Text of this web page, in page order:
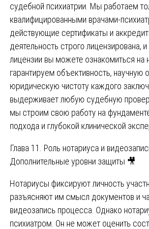
судебной психиатрии. Мы работаем
квалифицированными врачами-
действующие сертификаты и
деятельность строго лицензирована,
лицензии вы можете ознакомиться
гарантируем объективность, научную
юридическую чистоту каждого
выдерживает любую судебную
мы строим свою работу на
подхода и глубокой клинической
Глава 11. Роль нотариуса и
Дополнительные уровни защиты 🎥
Нотариусы фиксируют личность
разъясняют им смысл документов и
видеозапись процесса. Однако
психиатром. Он не может оценить